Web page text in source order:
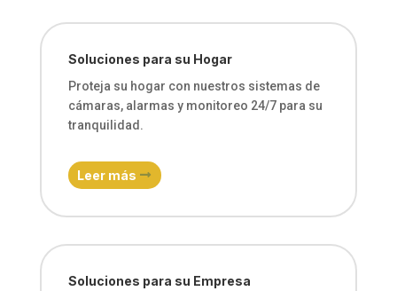
Soluciones para su Hogar
Proteja su hogar con nuestros sistemas de
cámaras, alarmas y monitoreo 24/7 para su
tranquilidad.
Leer más
Soluciones para su Empresa